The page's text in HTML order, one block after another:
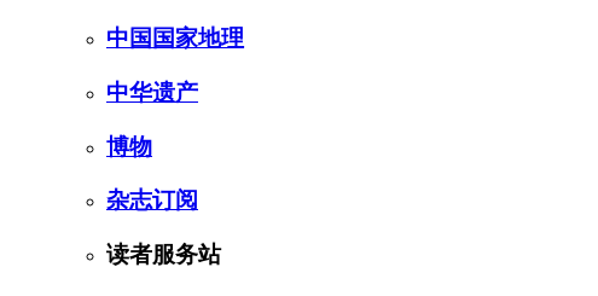
中国国家地理
中华遗产
博物
杂志订阅
读者服务站